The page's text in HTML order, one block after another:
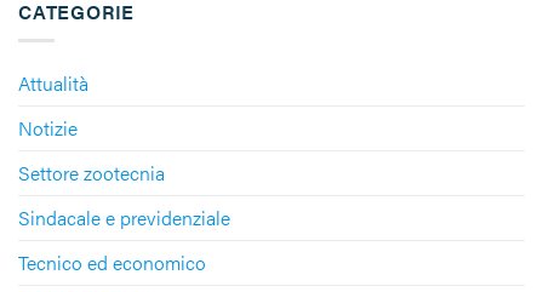
CATEGORIE
Attualità
Notizie
Settore zootecnia
Sindacale e previdenziale
Tecnico ed economico